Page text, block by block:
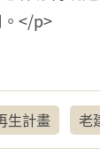
</p>
生計畫 老